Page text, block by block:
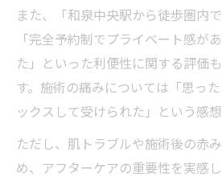
また、「和泉中央駅から徒歩圏内
「完全予約制でプライベート感が
た」といった利便性に関する評価
す。施術の痛みについては「思っ
ックスして受けられた」という感想
ただし、肌トラブルや施術後の赤
め、アフターケアの重要性を実感